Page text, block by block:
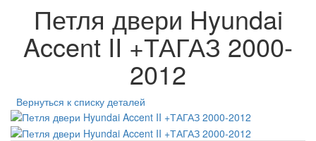
Петля двери Hyundai
Accent II +ТАГАЗ 2000-
2012
Вернуться к списку деталей